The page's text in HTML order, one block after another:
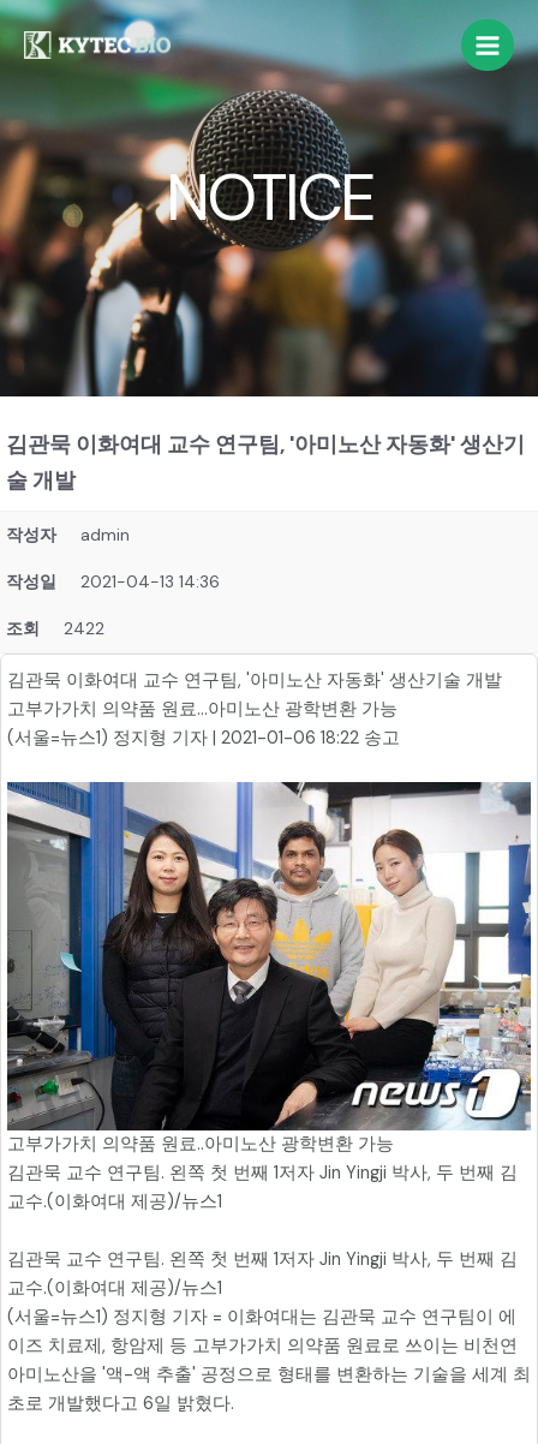
NOTICE
김관묵 이화여대 교수 연구팀, '아미노산 자동화' 생산기
술 개발
작성자 admin
작성일 2021-04-13 14:36
조회 2422
김관묵 이화여대 교수 연구팀, '아미노산 자동화' 생산기술 개발
고부가가치 의약품 원료…아미노산 광학변환 가능
(서울=뉴스1) 정지형 기자 | 2021-01-06 18:22 송고
고부가가치 의약품 원료..아미노산 광학변환 가능
김관묵 교수 연구팀. 왼쪽 첫 번째 1저자 Jin Yingji 박사, 두 번째 김
교수.(이화여대 제공)/뉴스1
김관묵 교수 연구팀. 왼쪽 첫 번째 1저자 Jin Yingji 박사, 두 번째 김
교수.(이화여대 제공)/뉴스1
(서울=뉴스1) 정지형 기자 = 이화여대는 김관묵 교수 연구팀이 에
이즈 치료제, 항암제 등 고부가가치 의약품 원료로 쓰이는 비천연
아미노산을 '액-액 추출' 공정으로 형태를 변환하는 기술을 세계 최
초로 개발했다고 6일 밝혔다.